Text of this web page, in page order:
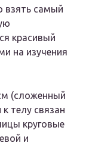
взять самый
красивый
на изучения
(сложенный
телу связан
круговые
и